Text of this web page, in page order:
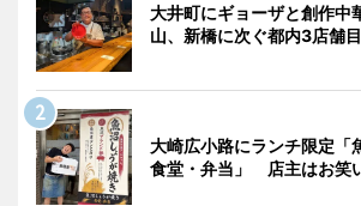
大井町にギョーザと創作
山、新橋に次ぐ都内3店舗目
大崎広小路にランチ限定「
食堂・弁当」 店主はお笑